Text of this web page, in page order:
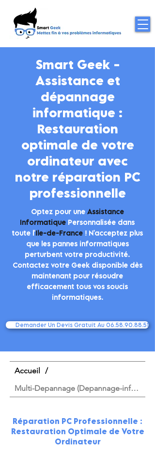
Smart Geek -
Assistance et
dépannage
informatique :
Restauration
optimale de votre
ordinateur avec
notre réparation PC
professionnelle
Optez pour une Assistance
Informatique Personnalisée dans
toute l'Ile-de-France ! N'acceptez plus
que les pannes informatiques
perturbent votre productivité.
Contactez votre Geek disponible dès
maintenant pour résoudre
efficacement tous vos soucis
informatiques.
Demander Un Devis Gratuit Au 06.58.90.88.51
Accueil /
Multi-Depannage (Depannage-informat...)
Réparation PC Professionnelle :
Restauration Optimale de Votre
Ordinateur